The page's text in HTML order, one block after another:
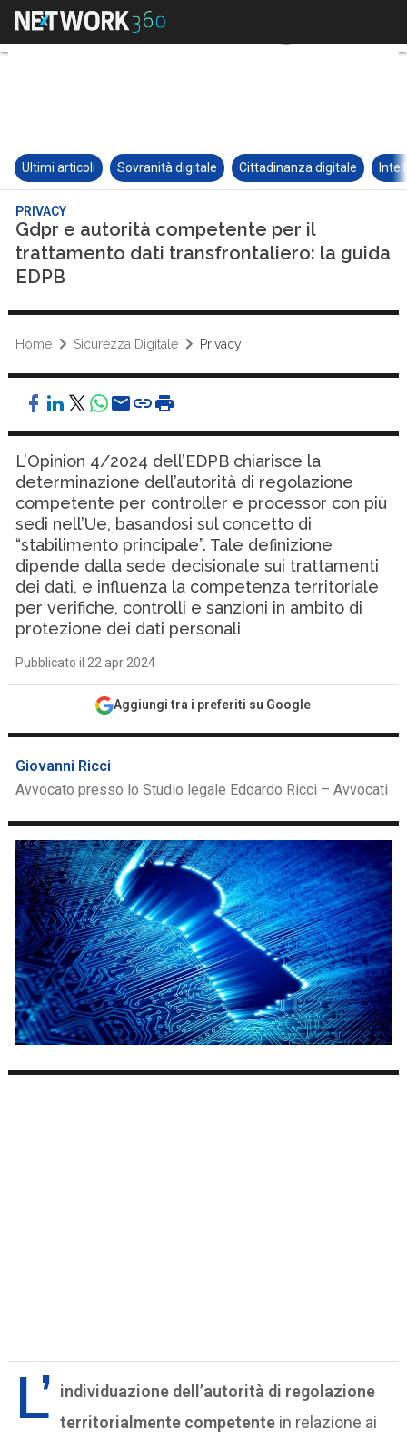
Ultimi articoli Sovranità digitale Cittadinanza digitale
PRIVACY
Gdpr e autorità competente per il
trattamento dati transfrontaliero: la guida
EDPB
Home Sicurezza Digitale Privacy
L’Opinion 4/2024 dell’EDPB chiarisce la
determinazione dell’autorità di regolazione
competente per controller e processor con più
sedi nell’Ue, basandosi sul concetto di
“stabilimento principale”. Tale definizione
dipende dalla sede decisionale sui trattamenti
dei dati, e influenza la competenza territoriale
per verifiche, controlli e sanzioni in ambito di
protezione dei dati personali
Pubblicato il 22 apr 2024
Aggiungi tra i preferiti su Google
Giovanni Ricci
Avvocato presso lo Studio legale Edoardo Ricci – Avvocati
L’ individuazione dell’autorità di regolazione
territorialmente competente in relazione ai